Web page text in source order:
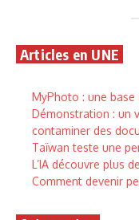
Articles en UNE
MyPhoto : une base
Démonstration : un
contaminer des
Taïwan teste une
L’IA découvre plus
Comment devenir